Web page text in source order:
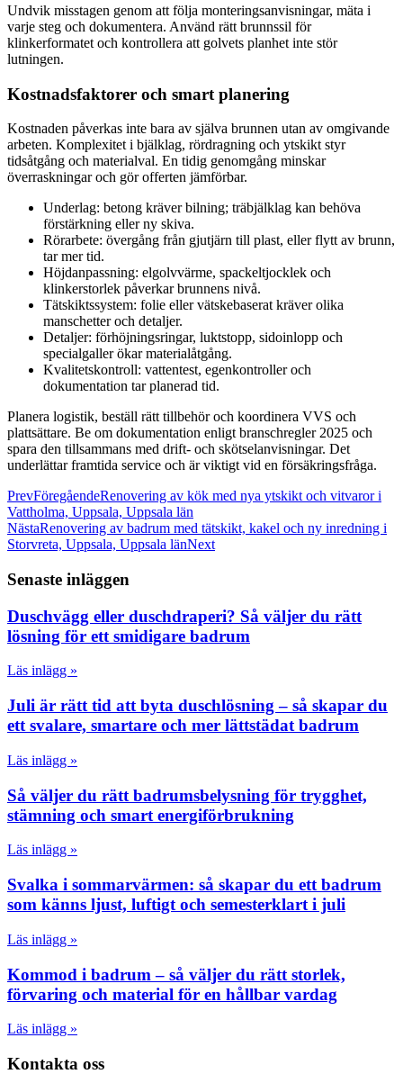
Undvik misstagen genom att följa monteringsanvisningar, mäta i
varje steg och dokumentera. Använd rätt brunnssil för
klinkerformatet och kontrollera att golvets planhet inte stör
lutningen.
Kostnadsfaktorer och smart planering
Kostnaden påverkas inte bara av själva brunnen utan av omgivande
arbeten. Komplexitet i bjälklag, rördragning och ytskikt styr
tidsåtgång och materialval. En tidig genomgång minskar
överraskningar och gör offerten jämförbar.
Underlag: betong kräver bilning; träbjälklag kan behöva
förstärkning eller ny skiva.
Rörarbete: övergång från gjutjärn till plast, eller flytt av brunn,
tar mer tid.
Höjdanpassning: elgolvvärme, spackeltjocklek och
klinkerstorlek påverkar brunnens nivå.
Tätskiktssystem: folie eller vätskebaserat kräver olika
manschetter och detaljer.
Detaljer: förhöjningsringar, luktstopp, sidoinlopp och
specialgaller ökar materialåtgång.
Kvalitetskontroll: vattentest, egenkontroller och
dokumentation tar planerad tid.
Planera logistik, beställ rätt tillbehör och koordinera VVS och
plattsättare. Be om dokumentation enligt branschregler 2025 och
spara den tillsammans med drift- och skötselanvisningar. Det
underlättar framtida service och är viktigt vid en försäkringsfråga.
PrevFöregåendeRenovering av kök med nya ytskikt och vitvaror i
Vattholma, Uppsala, Uppsala län
NästaRenovering av badrum med tätskikt, kakel och ny inredning i
Storvreta, Uppsala, Uppsala länNext
Senaste inläggen
Duschvägg eller duschdraperi? Så väljer du rätt
lösning för ett smidigare badrum
Läs inlägg »
Juli är rätt tid att byta duschlösning – så skapar du
ett svalare, smartare och mer lättstädat badrum
Läs inlägg »
Så väljer du rätt badrumsbelysning för trygghet,
stämning och smart energiförbrukning
Läs inlägg »
Svalka i sommarvärmen: så skapar du ett badrum
som känns ljust, luftigt och semesterklart i juli
Läs inlägg »
Kommod i badrum – så väljer du rätt storlek,
förvaring och material för en hållbar vardag
Läs inlägg »
Kontakta oss